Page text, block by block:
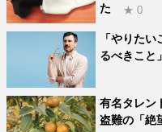
た
★ 0
「やりた
るべきこと
有名タレン
盗難の「絶